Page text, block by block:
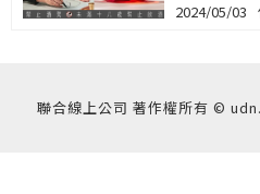
2024/05/03
聯合線上公司 著作權所有 ©